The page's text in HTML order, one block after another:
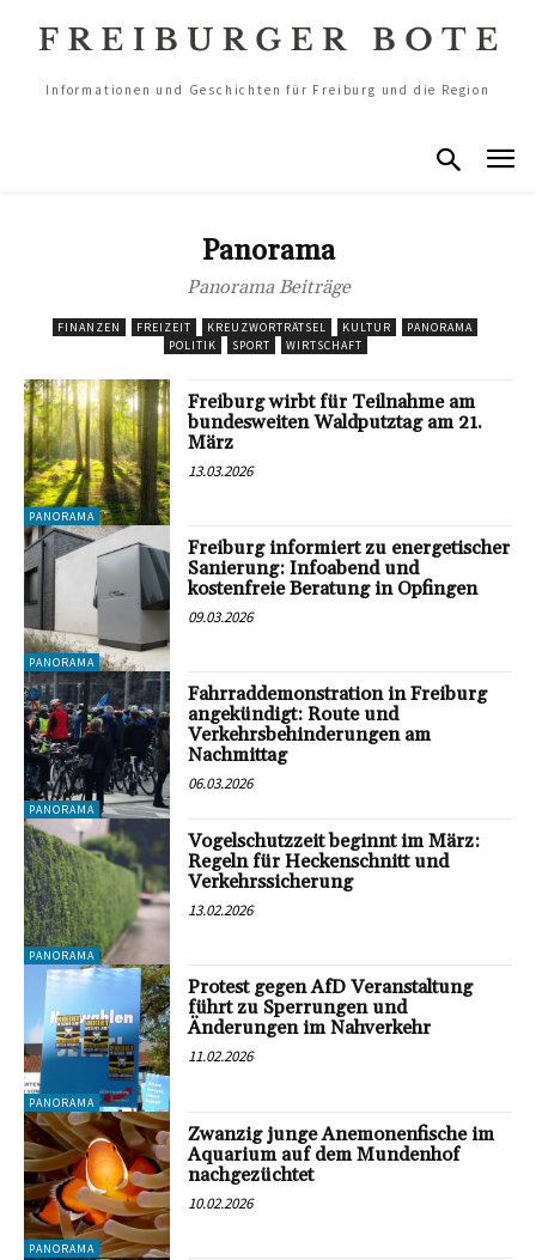
Informationen und Geschichten für Freiburg und die Region
Panorama
Panorama Beiträge
FINANZEN FREIZEIT KREUZWORTRÄTSEL KULTUR
PANORAMA
POLITIK
SPORT WIRTSCHAFT
PANORAMA
Freiburg wirbt für Teilnahme am
bundesweiten Waldputztag am 21.
März
13.03.2026
PANORAMA
Freiburg informiert zu energetischer
Sanierung: Infoabend und
kostenfreie Beratung in Opfingen
09.03.2026
PANORAMA
Fahrraddemonstration in Freiburg
angekündigt: Route und
Verkehrsbehinderungen am
Nachmittag
06.03.2026
PANORAMA
Vogelschutzzeit beginnt im März:
Regeln für Heckenschnitt und
Verkehrssicherung
13.02.2026
PANORAMA
Protest gegen AfD Veranstaltung
führt zu Sperrungen und
Änderungen im Nahverkehr
11.02.2026
PANORAMA
Zwanzig junge Anemonenfische im
Aquarium auf dem Mundenhof
nachgezüchtet
10.02.2026